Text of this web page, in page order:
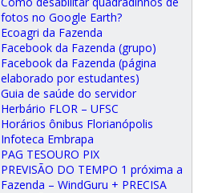
fotos no Google Earth?
Ecoagri da Fazenda
Facebook da Fazenda (grupo)
Facebook da Fazenda (página
elaborado por estudantes)
Guia de saúde do servidor
Herbário FLOR – UFSC
Horários ônibus Florianópolis
Infoteca Embrapa
PAG TESOURO PIX
PREVISÃO DO TEMPO 1 próxima a
Fazenda – WindGuru + PRECISA